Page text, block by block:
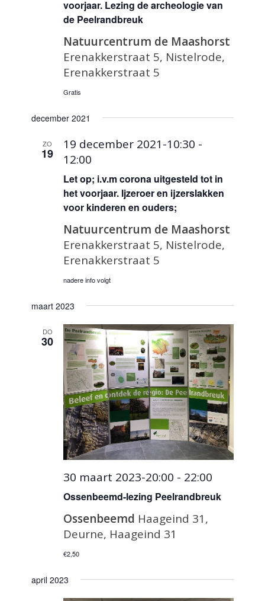
voorjaar. Lezing de archeologie van
de Peelrandbreuk
Natuurcentrum de Maashorst
Erenakkerstraat 5, Nistelrode,
Erenakkerstraat 5
Gratis
december 2021
ZO
19
Let op; i.v.m corona uitgesteld tot in
het voorjaar. Ijzeroer en ijzerslakken
voor kinderen en ouders;
19 december 2021-10:30 -
12:00
Natuurcentrum de Maashorst
Erenakkerstraat 5, Nistelrode,
Erenakkerstraat 5
nadere info volgt
maart 2023
DO
30
Ossenbeemd-lezing Peelrandbreuk
30 maart 2023-20:00 - 22:00
Ossenbeemd Haageind 31,
Deurne, Haageind 31
€2,50
april 2023